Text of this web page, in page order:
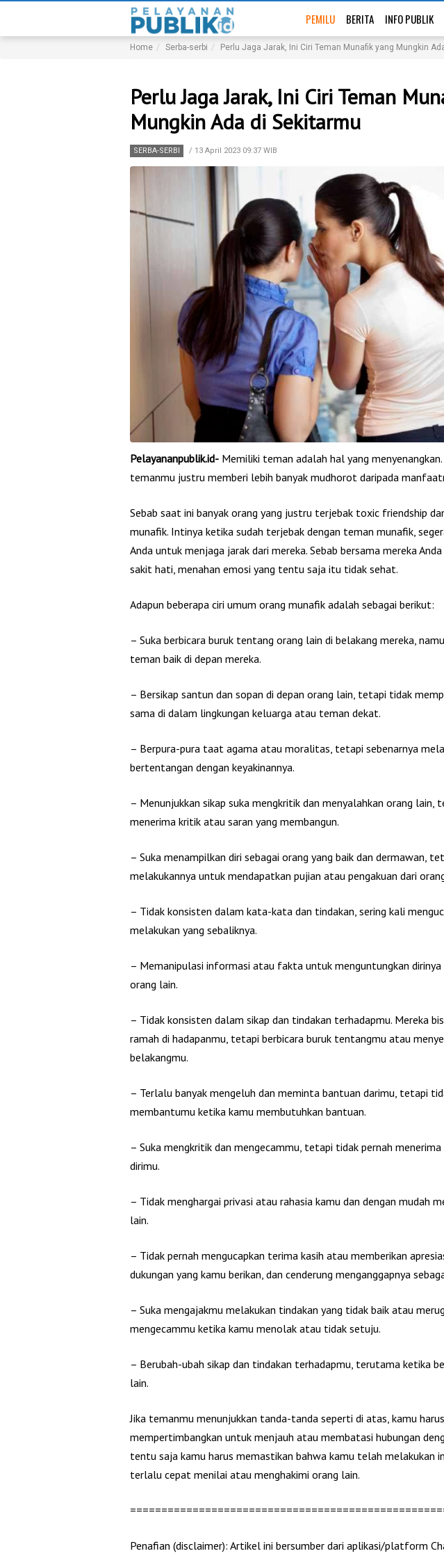
PEMILU BERITA INFO PUBLIK
Home Serba-serbi Perlu Jaga Jarak, Ini Ciri Teman Munafik yang Mungkin
Perlu Jaga Jarak, Ini Ciri Teman
Mungkin Ada di Sekitarmu
SERBA-SERBI / 13 April 2023 09:37 WIB
Pelayananpublik.id- Memiliki teman adalah hal yang
temanmu justru memberi lebih banyak mudhorot daripada
Sebab saat ini banyak orang yang justru terjebak toxic friendship
munafik. Intinya ketika sudah terjebak dengan teman munafik,
Anda untuk menjaga jarak dari mereka. Sebab bersama mereka
sakit hati, menahan emosi yang tentu saja itu tidak sehat.
Adapun beberapa ciri umum orang munafik adalah sebagai berikut:
– Suka berbicara buruk tentang orang lain di belakang mereka,
teman baik di depan mereka.
– Bersikap santun dan sopan di depan orang lain, tetapi tidak
sama di dalam lingkungan keluarga atau teman dekat.
– Berpura-pura taat agama atau moralitas, tetapi sebenarnya
bertentangan dengan keyakinannya.
– Menunjukkan sikap suka mengkritik dan menyalahkan orang lain,
menerima kritik atau saran yang membangun.
– Suka menampilkan diri sebagai orang yang baik dan dermawan,
melakukannya untuk mendapatkan pujian atau pengakuan dari
– Tidak konsisten dalam kata-kata dan tindakan, sering kali
melakukan yang sebaliknya.
– Memanipulasi informasi atau fakta untuk menguntungkan dirinya
orang lain.
– Tidak konsisten dalam sikap dan tindakan terhadapmu. Mereka
ramah di hadapanmu, tetapi berbicara buruk tentangmu atau
belakangmu.
– Terlalu banyak mengeluh dan meminta bantuan darimu, tetapi
membantumu ketika kamu membutuhkan bantuan.
– Suka mengkritik dan mengecammu, tetapi tidak pernah
dirimu.
– Tidak menghargai privasi atau rahasia kamu dan dengan mudah
lain.
– Tidak pernah mengucapkan terima kasih atau memberikan
dukungan yang kamu berikan, dan cenderung menganggapnya
– Suka mengajakmu melakukan tindakan yang tidak baik atau
mengecammu ketika kamu menolak atau tidak setuju.
– Berubah-ubah sikap dan tindakan terhadapmu, terutama ketika
lain.
Jika temanmu menunjukkan tanda-tanda seperti di atas, kamu
mempertimbangkan untuk menjauh atau membatasi hubungan
tentu saja kamu harus memastikan bahwa kamu telah melakukan
terlalu cepat menilai atau menghakimi orang lain.
Penafian (disclaimer): Artikel ini bersumber dari aplikasi/platform